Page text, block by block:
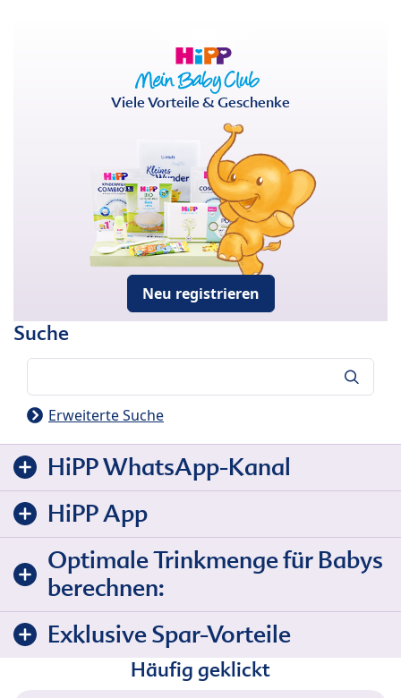
Viele Vorteile & Geschenke
Neu registrieren
Suche
Erweiterte Suche
HiPP WhatsApp-Kanal
HiPP App
Optimale Trinkmenge für Babys
berechnen:
Exklusive Spar-Vorteile
Häufig geklickt